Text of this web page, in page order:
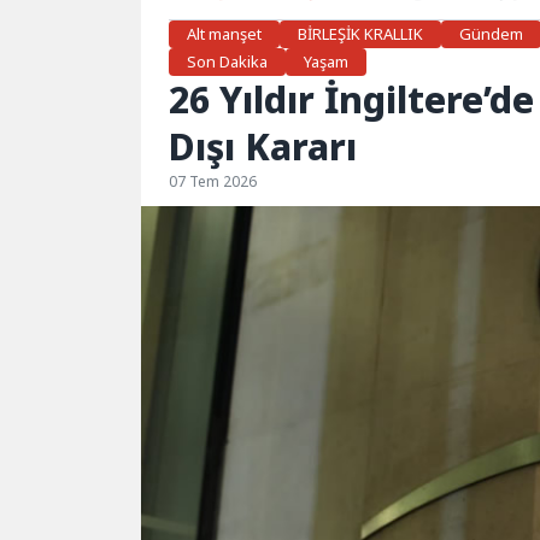
Alt manşet
BİRLEŞİK KRALLIK Gündem
Son Dakika
Yaşam
26 Yıldır
Dışı Kararı
07 Tem 2026